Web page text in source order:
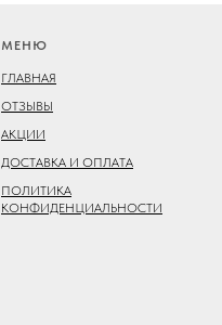
МЕНЮ
ГЛАВНАЯ
ОТЗЫВЫ
АКЦИИ
ДОСТАВКА И ОПЛАТА
ПОЛИТИКА
КОНФИДЕНЦИАЛЬНОСТИ